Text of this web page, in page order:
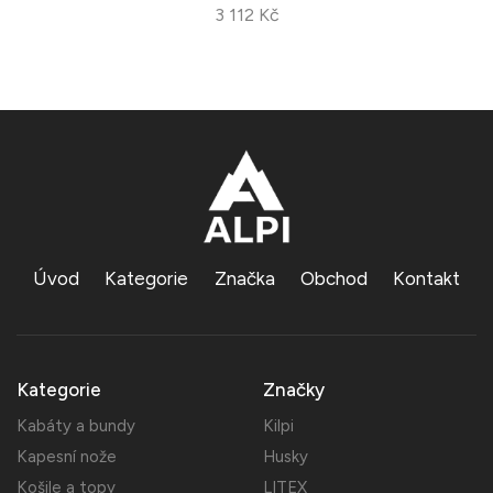
3 112 Kč
Úvod Kategorie Značka Obchod Kontakt
Kategorie
Kabáty a bundy
Kapesní nože
Košile a topy
Značky
Kilpi
Husky
LITEX